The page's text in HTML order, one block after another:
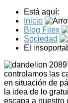
Está aquí:
Inicio
Blog Filex
Sociedad
El
controlamos las
en situación de
la idea de lo
escapa a nuestro